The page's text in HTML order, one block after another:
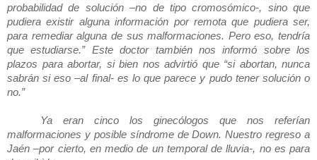
probabilidad de solución –no de tipo cromosómico-, sino que
pudiera existir alguna información por remota que pudiera ser,
para remediar alguna de sus malformaciones. Pero eso, tendría
que estudiarse.” Este doctor también nos informó sobre los
plazos para abortar, si bien nos advirtió que “si abortan, nunca
sabrán si eso –al final- es lo que parece y pudo tener solución o
no.”
Ya eran cinco los ginecólogos que nos referían
malformaciones y posible síndrome de Down. Nuestro regreso a
Jaén –por cierto, en medio de un temporal de lluvia-, no es para